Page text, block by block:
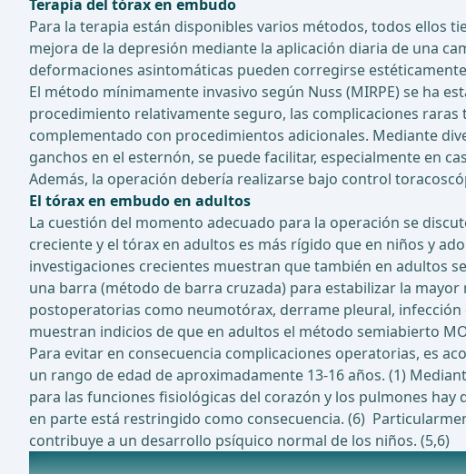
Terapia del tórax en embudo
Para la terapia están disponibles varios métodos, todos ellos
mejora de la depresión mediante la aplicación diaria de una
deformaciones asintomáticas pueden corregirse
El método mínimamente invasivo según Nuss (MIRPE) se ha
procedimiento relativamente seguro, las complicaciones
complementado con procedimientos adicionales. Mediante
ganchos en el esternón, se puede facilitar, especialmente en
Además, la operación debería realizarse bajo control
El tórax en embudo en adultos
La cuestión del momento adecuado para la operación se
creciente y el tórax en adultos es más rígido que en niños y
investigaciones crecientes muestran que también en adultos
una barra (método de barra cruzada) para estabilizar la
postoperatorias como neumotórax, derrame pleural, infección
muestran indicios de que en adultos el método semiabierto
Para evitar en consecuencia complicaciones operatorias, es
un rango de edad de aproximadamente 13-16 años. (1)
para las funciones fisiológicas del corazón y los pulmones
en parte está restringido como consecuencia. (6)
contribuye a un desarrollo psíquico normal de los niños. (5,6)
Estudios en curso sobre este tema